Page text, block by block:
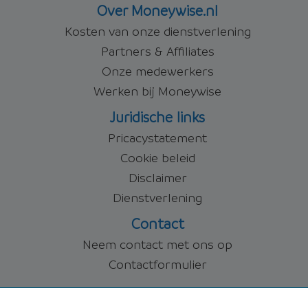
Over Moneywise.nl
Kosten van onze dienstverlening
Partners & Affiliates
Onze medewerkers
Werken bij Moneywise
Juridische links
Pricacystatement
Cookie beleid
Disclaimer
Dienstverlening
Contact
Neem contact met ons op
Contactformulier